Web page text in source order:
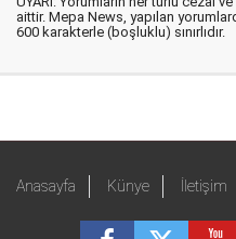
aittir. Mepa News, yapılan
600 karakterle (boşluklu) sınırlıdır.
Anasayfa Künye İletişim